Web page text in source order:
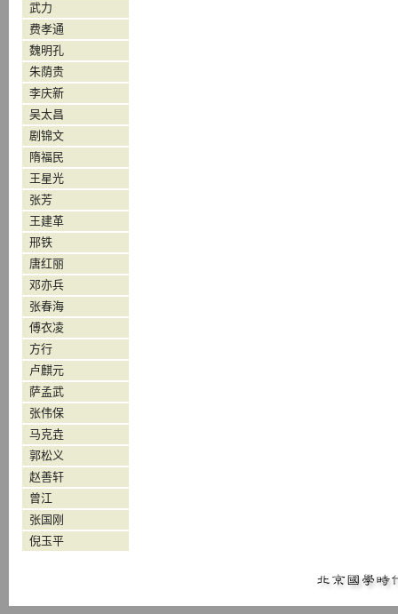
武力
费孝通
魏明孔
朱荫贵
李庆新
吴太昌
剧锦文
隋福民
王星光
张芳
王建革
邢铁
唐红丽
邓亦兵
张春海
傅衣凌
方行
卢麒元
萨孟武
张伟保
马克垚
郭松义
赵善轩
曾江
张国刚
倪玉平